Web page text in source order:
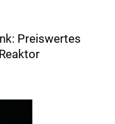
Preiswertes